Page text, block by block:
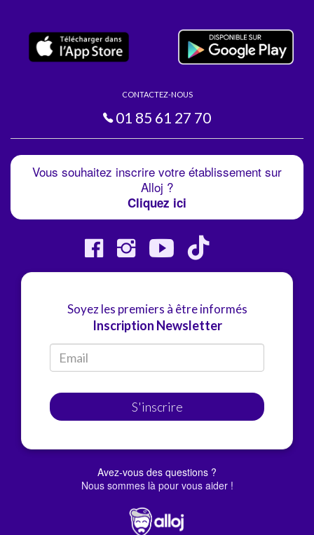
CONTACTEZ-NOUS
01 85 61 27 70
Vous souhaitez inscrire votre établissement sur
Alloj ?
Cliquez ici
Soyez les premiers à être informés
Inscription Newsletter
S'inscrire
Avez-vous des questions ?
Nous sommes là pour vous aider !